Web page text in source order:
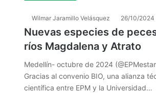
Wilmar Jaramillo Velásquez 26/10/2024
Nuevas especies de
ríos Magdalena y Atrato
Medellín- octubre de 2024
Gracias al convenio BIO, una alianza
científica entre EPM y la Universidad…